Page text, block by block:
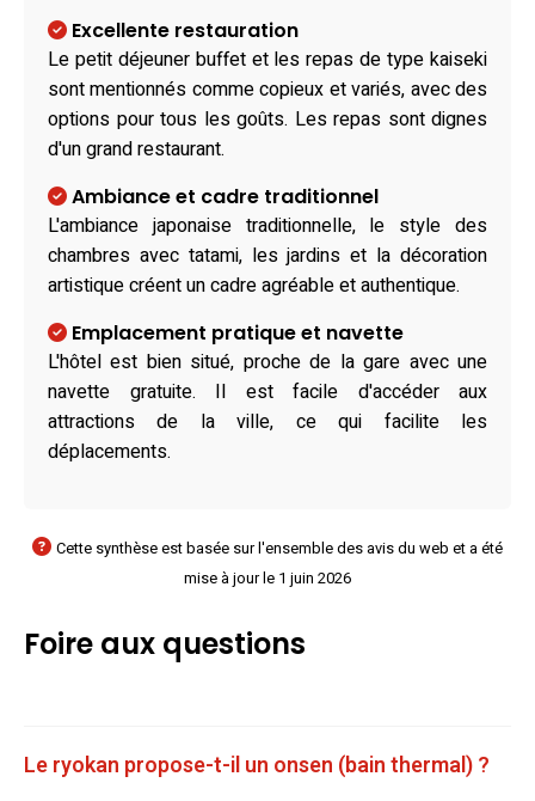
Excellente restauration
Le petit déjeuner buffet et les repas de type kaiseki
sont mentionnés comme copieux et variés, avec des
options pour tous les goûts. Les repas sont dignes
d'un grand restaurant.
Ambiance et cadre traditionnel
L'ambiance japonaise traditionnelle, le style des
chambres avec tatami, les jardins et la décoration
artistique créent un cadre agréable et authentique.
Emplacement pratique et navette
L'hôtel est bien situé, proche de la gare avec une
navette gratuite. Il est facile d'accéder aux
attractions de la ville, ce qui facilite les
déplacements.
Cette synthèse est basée sur l'ensemble des avis du web et a été
mise à jour le 1 juin 2026
Foire aux questions
Le ryokan propose-t-il un onsen (bain thermal) ?